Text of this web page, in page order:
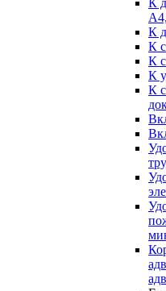
К
К
К
К
К